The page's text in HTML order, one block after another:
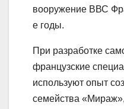
вооружение ВВС
е годы.
При разработке
французские
используют опыт
семейства